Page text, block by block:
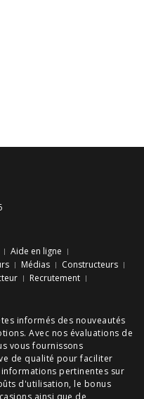
Aide en ligne
Médias
Constructeurs
Recrutement
informés des nouveautés
. Avec nos évaluations de
vous fournissons
de qualité pour faciliter
pertinentes sur
d'utilisation, le bonus
ainsi que de